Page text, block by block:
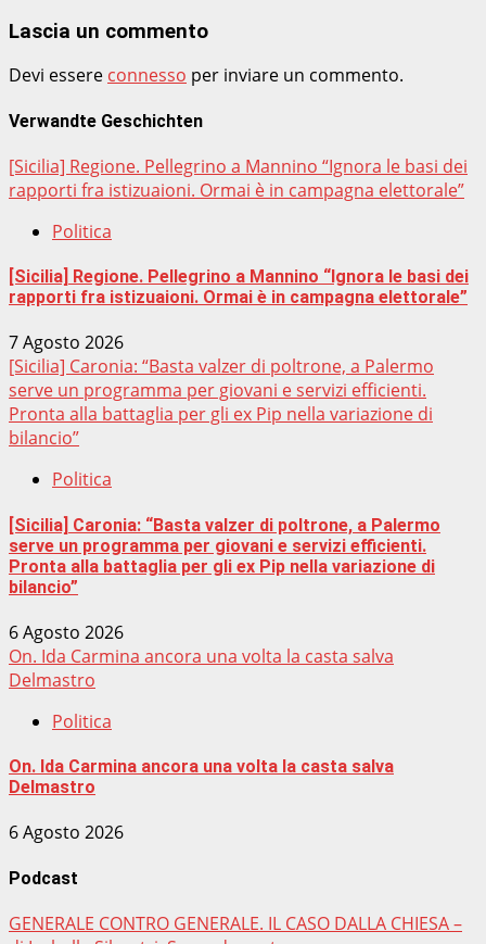
Lascia un commento
Devi essere connesso per inviare un commento.
Verwandte Geschichten
[Sicilia] Regione. Pellegrino a Mannino “Ignora le basi dei
rapporti fra istizuaioni. Ormai è in campagna elettorale”
Politica
[Sicilia] Regione. Pellegrino a Mannino “Ignora le basi dei
rapporti fra istizuaioni. Ormai è in campagna elettorale”
7 Agosto 2026
[Sicilia] Caronia: “Basta valzer di poltrone, a Palermo
serve un programma per giovani e servizi efficienti.
Pronta alla battaglia per gli ex Pip nella variazione di
bilancio”
Politica
[Sicilia] Caronia: “Basta valzer di poltrone, a Palermo
serve un programma per giovani e servizi efficienti.
Pronta alla battaglia per gli ex Pip nella variazione di
bilancio”
6 Agosto 2026
On. Ida Carmina ancora una volta la casta salva
Delmastro
Politica
On. Ida Carmina ancora una volta la casta salva
Delmastro
6 Agosto 2026
Podcast
GENERALE CONTRO GENERALE. IL CASO DALLA CHIESA –